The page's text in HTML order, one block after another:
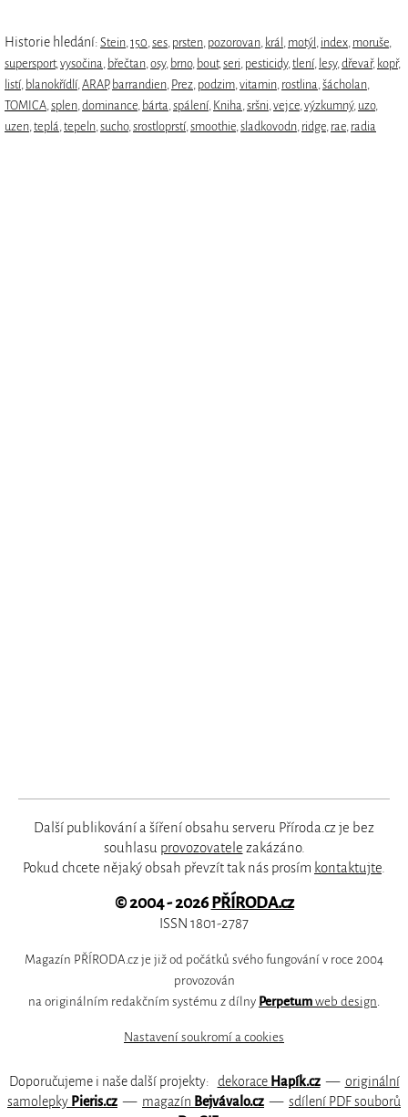
Historie hledání: Stein 150 ses prsten pozorovan král motýl index moruše
supersport, vysočina břečtan osy, brno, bout, seri pesticidy, tlení, lesy, dřevař, kopř,
listí, blanokřídlí, ARAP, barrandien Prez podzim vitamin rostlina šácholan
TOMICA splen dominance bárta spálení, Kniha sršni vejce výzkumný, uzo,
uzen teplá tepeln sucho, srostloprstí, smoothie sladkovodn ridge rae radia
Další publikování a šíření obsahu serveru Příroda.cz je bez
souhlasu provozovatele zakázáno.
Pokud chcete nějaký obsah převzít tak nás prosím kontaktujte
© 2004 - 2026PŘÍRODA.cz
ISSN 1801-2787
Magazín PŘÍRODA.cz je již od počátků svého fungování v roce 2004
provozován
na originálním redakčním systému z dílny Perpetum web design
Nastavení soukromí a cookies
Doporučujeme i naše další projekty: dekorace Hapík.cz— originální
samolepky Pieris.cz — magazín Bejvávalo.cz — sdílení PDF souborů